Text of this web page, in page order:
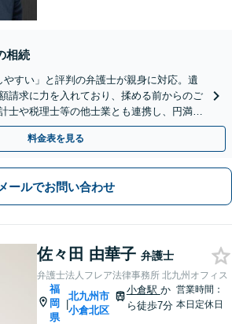
相続
やすい」と評判の弁護士が親身に対応。遺
請求に力を入れており、揉める前からのご
士や税理士等の他士業とも連携し、円満な
します。まずはご相談ください。
料金表を見る
メールでお問い合わせ
佐々田 由華子 弁護士
弁護士法人フレア法律事務所 北九州オフィス
福
岡
県
|
北九州市
小倉北区
小倉駅 か
ら徒歩7分
営業時間：
本日定休日